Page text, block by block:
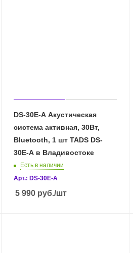
DS-30E-A Акустическая
система активная, 30Вт,
Bluetooth, 1 шт TADS DS-
30E-A в Владивостоке
Есть в наличии
Арт.: DS-30E-A
5 990 руб./шт